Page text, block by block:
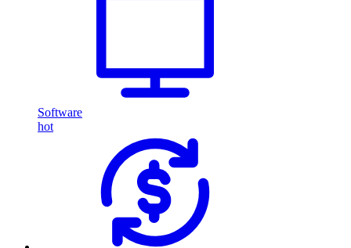
Software
hot